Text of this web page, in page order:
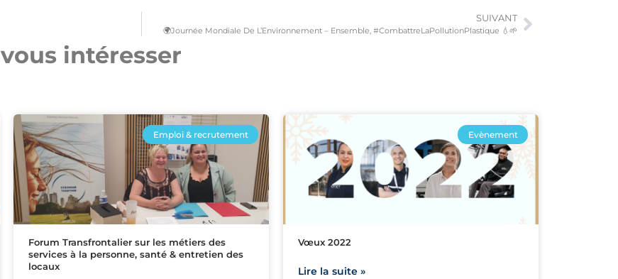
SUIVANT
🌍Journée Mondiale De L’Environnement – Ensemble, #CombattreLaPollutionPlastique 💧🌱
vous intéresser​
Emploi & recrutement
Forum Transfrontalier sur les métiers des
services à la personne, santé & entretien des
locaux
Evènement
Vœux 2022
Lire la suite »